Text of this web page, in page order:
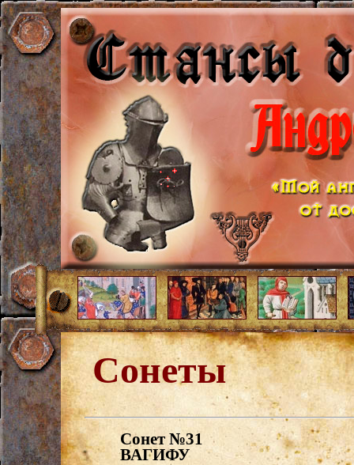
Сонеты
Сонет №31
ВАГИФУ